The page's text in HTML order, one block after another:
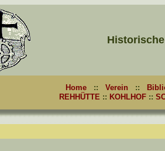
Home :: Verein ::
REHHÜTTE:: KOHLHOF::